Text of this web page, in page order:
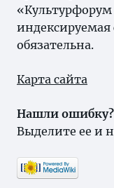
индексируемая
обязательна.
Карта сайта
Нашли ошибку?
Выделите ее и